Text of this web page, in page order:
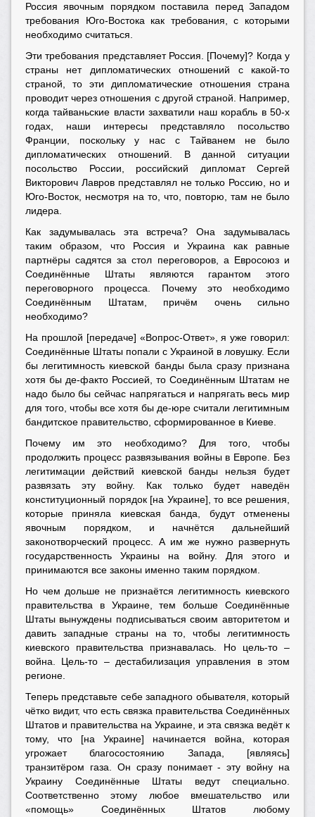
Россия явочным порядком поставила перед Западом
требования Юго-Востока как требования, с которыми
необходимо считаться.
Эти требования представляет Россия. [Почему]? Когда у
страны нет дипломатических отношений с какой-то
страной, то эти дипломатические отношения страна
проводит через отношения с другой страной. Например,
когда тайваньские власти захватили наш корабль в 50-х
годах, наши интересы представляло посольство
Франции, поскольку у нас с Тайванем не было
дипломатических отношений. В данной ситуации
посольство России, российский дипломат Сергей
Викторович Лавров представлял не только Россию, но и
Юго-Восток, несмотря на то, что, повторю, там не было
лидера.
Как задумывалась эта встреча? Она задумывалась
таким образом, что Россия и Украина как равные
партнёры садятся за стол переговоров, а Евросоюз и
Соединённые Штаты являются гарантом этого
переговорного процесса. Почему это необходимо
Соединённым Штатам, причём очень сильно
необходимо?
На прошлой [передаче] «Вопрос-Ответ», я уже говорил:
Соединённые Штаты попали с Украиной в ловушку. Если
бы легитимность киевской банды была сразу признана
хотя бы де-факто Россией, то Соединённым Штатам не
надо было бы сейчас напрягаться и напрягать весь мир
для того, чтобы все хотя бы де-юре считали легитимным
бандитское правительство, сформированное в Киеве.
Почему им это необходимо? Для того, чтобы
продолжить процесс развязывания войны в Европе. Без
легитимации действий киевской банды нельзя будет
развязать эту войну. Как только будет наведён
конституционный порядок [на Украине], то все решения,
которые приняла киевская банда, будут отменены
явочным порядком, и начнётся дальнейший
законотворческий процесс. А им же нужно развернуть
государственность Украины на войну. Для этого и
принимаются все законы именно таким порядком.
Но чем дольше не признаётся легитимность киевского
правительства в Украине, тем больше Соединённые
Штаты вынуждены подписываться своим авторитетом и
давить западные страны на то, чтобы легитимность
киевского правительства признавалась. Но цель-то –
война. Цель-то – дестабилизация управления в этом
регионе.
Теперь представьте себе западного обывателя, который
чётко видит, что есть связка правительства Соединённых
Штатов и правительства на Украине, и эта связка ведёт к
тому, что [на Украине] начинается война, которая
угрожает благосостоянию Запада, [являясь]
транзитёром газа. Он сразу понимает - эту войну на
Украину Соединённые Штаты ведут специально.
Соответственно этому любое вмешательство или
«помощь» Соединённых Штатов любому